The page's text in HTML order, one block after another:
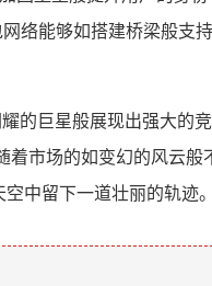
络能够如搭建桥梁般支
的巨星般展现出强大的
市场的如变幻的风云般
中留下一道壮丽的轨迹。